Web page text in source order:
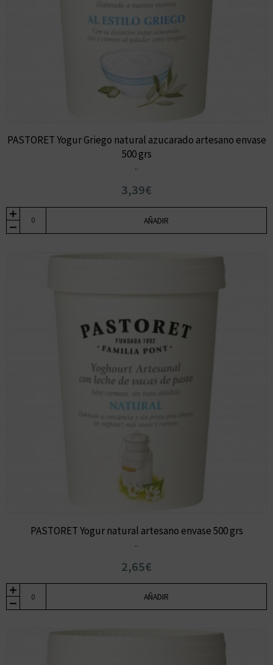
PASTORET Yogur Griego natural azucarado artesano envase
500 grs
..
3,39€
AÑADIR
PASTORET Yogur natural artesano envase 500 grs
..
2,65€
AÑADIR